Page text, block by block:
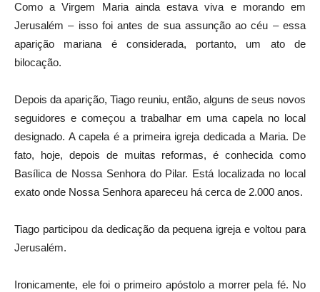
Como a Virgem Maria ainda estava viva e morando em
Jerusalém – isso foi antes de sua assunção ao céu – essa
aparição mariana é considerada, portanto, um ato de
bilocação.
Depois da aparição, Tiago reuniu, então, alguns de seus novos
seguidores e começou a trabalhar em uma capela no local
designado. A capela é a primeira igreja dedicada a Maria. De
fato, hoje, depois de muitas reformas, é conhecida como
Basílica de Nossa Senhora do Pilar. Está localizada no local
exato onde Nossa Senhora apareceu há cerca de 2.000 anos.
Tiago participou da dedicação da pequena igreja e voltou para
Jerusalém.
Ironicamente, ele foi o primeiro apóstolo a morrer pela fé. No